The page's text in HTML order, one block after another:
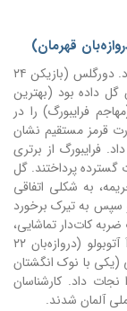
قهرمان)
نقطه عطف بازی، اخراج ماریو دورگلس در دقیقه ۶ بود. دورگلس (بازیکن ۲۴
داده بود (بهترین
فرایبورگ) را در
قرمز مستقیم نشان
فرایبورگ از برتری
آنها با آرایش ۴-۴-۲ به حملات گسترده پرداختند. گل
به شکلی اتفاقی
سپس به تیرک برخورد
کات‌دار تماشایی،
دروازه براگا را گشود. اما ستاره واقعی فرایبورگ، نوآ آتوبولو (دروازه‌بان ۲۲
باورنکردنی (یکی با نوک انگشتان
داد. کارشناسان
آلمان شدند.